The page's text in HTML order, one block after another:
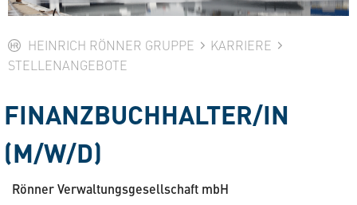
HEINRICH RÖNNER GRUPPE
KARRIERE
STELLENANGEBOTE
FINANZBUCHHALTER/IN
(M/W/D)
Rönner Verwaltungsgesellschaft mbH